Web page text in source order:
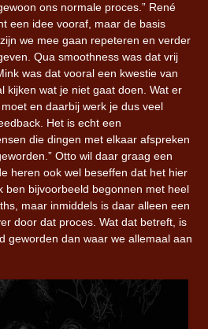
ons normale proces.” René
een idee vooraf, maar de basis
we mee gaan repeteren en verder
Qua smoothness was dat vrij
was dat vooral een kwestie van
kijken wat je niet gaat doen. Wat er
en daarbij werk je dus veel
Het is echt een
die dingen met elkaar afspreken
Otto wil daar graag een
heren ook wel beseffen dat het hier
ben bijvoorbeeld begonnen met heel
maar inmiddels is daar alleen een
door dat proces. Wat dat betreft, is
geworden dan waar we allemaal aan